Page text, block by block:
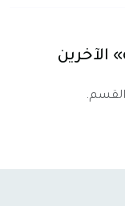
الآخرين
القسم.